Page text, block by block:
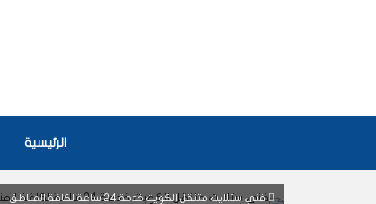
الرئيسية
فني ستلايت متنقل الكويت خدمة 24 ساعة لكافة المناطق